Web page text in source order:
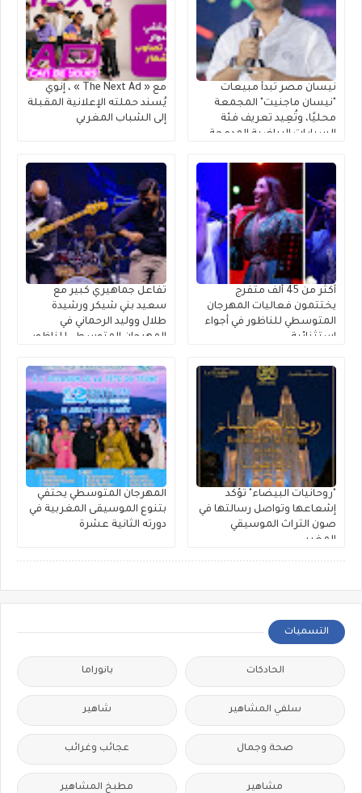
نيسان مصر تبدأ مبيعات
"نيسان ماجنيت" المجمعة
محليًا، وتُعِيد تعريف فئة
السيارات الرياضية المدمجة
مع « The Next Ad » ، إنوي
يُسند حملته الإعلانية المقبلة
إلى الشباب المغربي
أكثر من 45 ألف متفرج
يختتمون فعاليات المهرجان
المتوسطي للناظور في أجواء
استثنائية
تفاعل جماهيري كبير مع
سعيد بني شيكر ورشيدة
طلال ووليد الرحماني في
المهرجان المتوسطي للناظور
"روحانيات البيضاء" تؤكد
إشعاعها وتواصل رسالتها في
صون التراث الموسيقي
المغربي
المهرجان المتوسطي يحتفي
بتنوع الموسيقى المغربية في
دورته الثانية عشرة
التسميات
الحادكات بانوراما
سلفي المشاهير شاهير
صحة وجمال عجائب وغرائب
مشاهير مطبخ المشاهير